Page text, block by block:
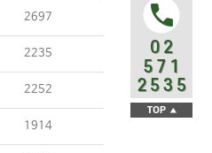
2697
2235
2252
1914